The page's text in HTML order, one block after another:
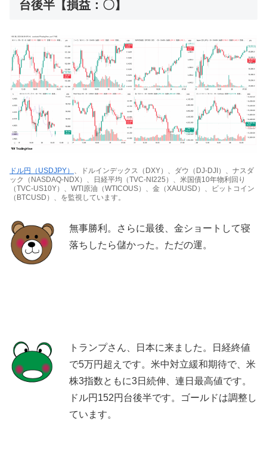
台後半【損益：〇】
ドル円（USDJPY）
、ドルインデックス（DXY）、ダウ（DJ-DJI）、ナスダ
ック（NASDAQ-NDX）、日経平均（TVC-NI225）、米国債10年物利回り
（TVC-US10Y）、WTI原油（WTICOUS）、金（XAUUSD）、ビットコイン
（BTCUSD）、を監視しています。
無事勝利。さらに最後、金ショートして寝
落ちしたら儲かった。ただの運。
トランプさん、日本に来ました。日経終値
で5万円超えです。米中対立緩和期待で、米
株3指数ともに3日続伸、連日最高値です。
ドル円152円台後半です。ゴールドは調整し
ています。